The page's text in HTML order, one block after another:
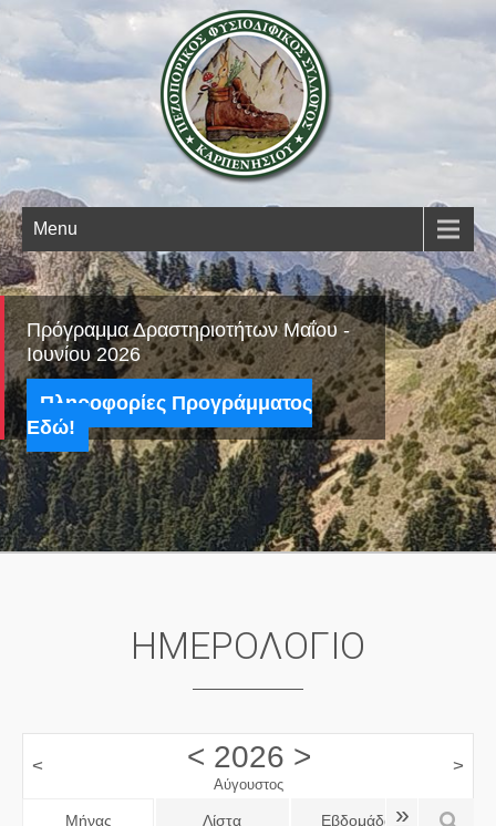
Menu
Πρόγραμμα Δραστηριοτήτων Μαΐου -
Ιουνίου 2026
Πληροφορίες Προγράμματος
Εδώ!
ΗΜΕΡΟΛΟΓΙΟ
< < 2026 >
Αύγουστος
>
»
Μήνας Λίστα Εβδομάδα